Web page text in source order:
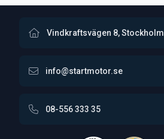
Vindkraftsvägen 8, Stockholm
info@startmotor.se
08-556 333 35